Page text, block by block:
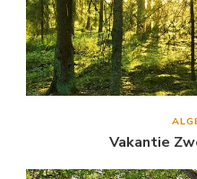
Vakantie